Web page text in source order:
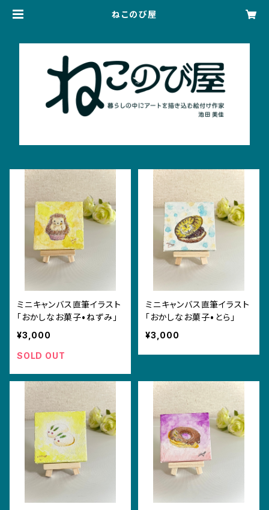
ねこのび屋
ミニキャンバス直筆イラスト
「おかしなお菓子•ねずみ」
¥3,000
SOLD OUT
ミニキャンバス直筆イラスト
「おかしなお菓子•とら」
¥3,000